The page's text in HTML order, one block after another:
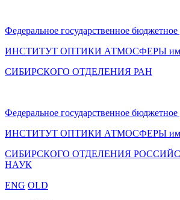
Федеральное государственное
ИНСТИТУТ ОПТИКИ АТМОСФЕРЫ
СИБИРСКОГО ОТДЕЛЕНИЯ РАН
Федеральное государственное
ИНСТИТУТ ОПТИКИ АТМОСФЕРЫ
СИБИРСКОГО ОТДЕЛЕНИЯ
НАУК
ENG OLD